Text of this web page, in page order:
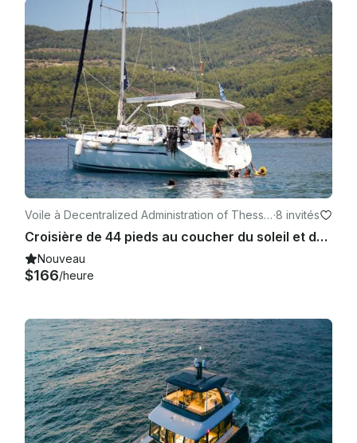
Voile à Decentralized Administration of Thessal
y and Central Greece
·8 invités
Croisière de 44 pieds au coucher du soleil et de loisirs en Bavière pour 8 personnes
Nouveau
$166/heure